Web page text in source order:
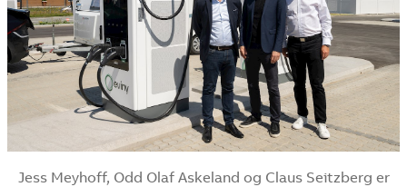
Jess Meyhoff, Odd Olaf Askeland og Claus Seitzberg er